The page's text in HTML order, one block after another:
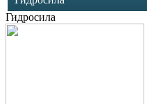
Гидросила